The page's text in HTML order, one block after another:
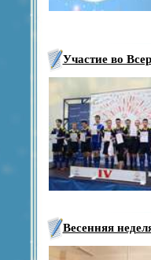
Участие во
Весенняя